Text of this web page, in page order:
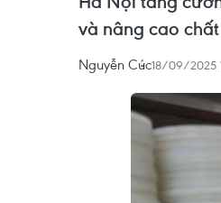
và nâng cao
Nguyễn Cúc18/09/2025